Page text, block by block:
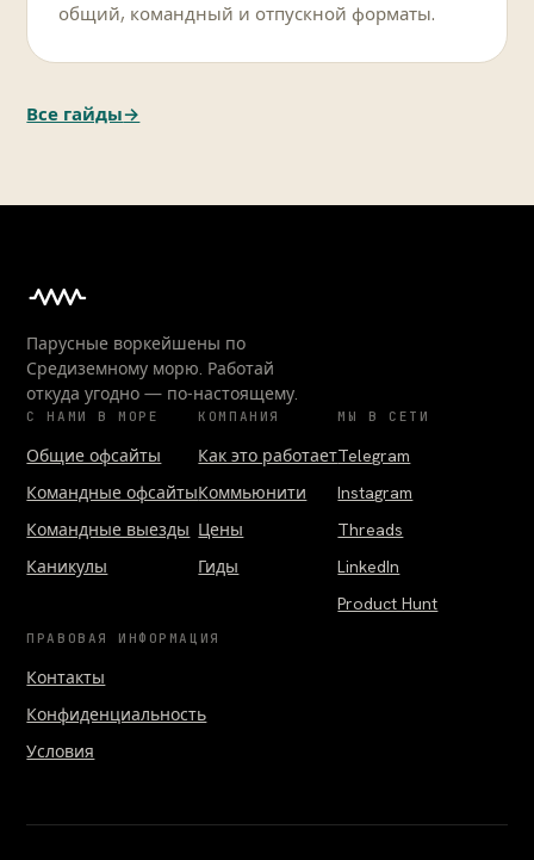
общий, командный и отпускной форматы.
Все гайды→
Парусные воркейшены по
Средиземному морю. Работай
откуда угодно — по-настоящему.
С НАМИ В МОРЕ
Общие офсайты
Командные офсайты
Командные выезды
Каникулы
КОМПАНИЯ
Как это работает
Коммьюнити
Цены
Гиды
МЫ В СЕТИ
Telegram
Instagram
Threads
LinkedIn
Product Hunt
ПРАВОВАЯ ИНФОРМАЦИЯ
Контакты
Конфиденциальность
Условия